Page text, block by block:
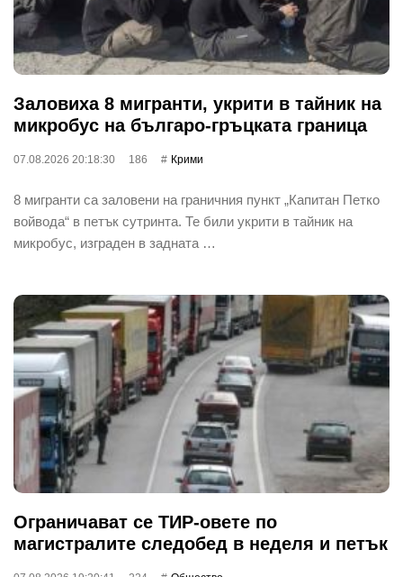
Заловиха 8 мигранти, укрити в тайник на
микробус на българо-гръцката граница
07.08.2026 20:18:30 186 Крими
8 мигранти са заловени на граничния пункт „Капитан Петко
войвода“ в петък сутринта. Те били укрити в тайник на
микробус, изграден в задната …
Ограничават се ТИР-овете по
магистралите следобед в неделя и петък